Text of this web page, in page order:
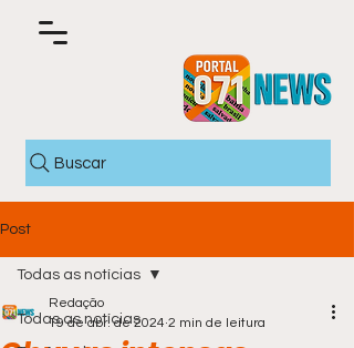
Buscar
Post
Todas as notícias
Todas as notícias
Redação
19 de abr. de 2024 2 min de leitura